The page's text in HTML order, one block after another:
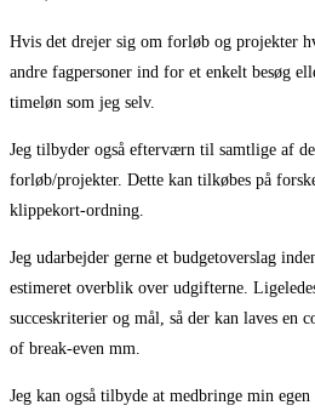
Hvis det drejer sig om forløb og projekter
andre fagpersoner ind for et enkelt besøg
timeløn som jeg selv.
Jeg tilbyder også efterværn til samtlige af
forløb/projekter. Dette kan tilkøbes på
klippekort-ordning.
Jeg udarbejder gerne et budgetoverslag
estimeret overblik over udgifterne.
succeskriterier og mål, så der kan laves en
of break-even mm.
Jeg kan også tilbyde at medbringe min